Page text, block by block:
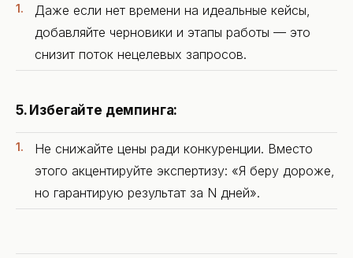
Даже если нет времени на идеальные кейсы,
добавляйте черновики и этапы работы — это
снизит поток нецелевых запросов.
5. Избегайте демпинга:
Не снижайте цены ради конкуренции. Вместо
этого акцентируйте экспертизу: «Я беру дороже,
но гарантирую результат за N дней».